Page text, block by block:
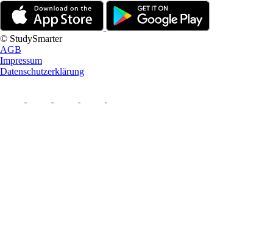
© StudySmarter
AGB
Impressum
Datenschutzerklärung